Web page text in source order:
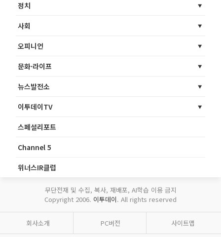
정치
사회
오피니언
문화·라이프
뉴스발전소
이투데이TV
스페셜리포트
Channel 5
위너스IR클럽
무단전재 및 수집, 복사, 재배포, AI학습 이용 금지
Copyright 2006. 이투데이. All rights reserved
회사소개 PC버전 사이트맵